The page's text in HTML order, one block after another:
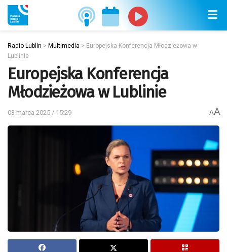
Radio Lublin > Multimedia > Europejska Konferencja Młodzieżowa w
Lublinie
Europejska Konferencja
Młodzieżowa w Lublinie
03 marca 2025 / 15:29 AA